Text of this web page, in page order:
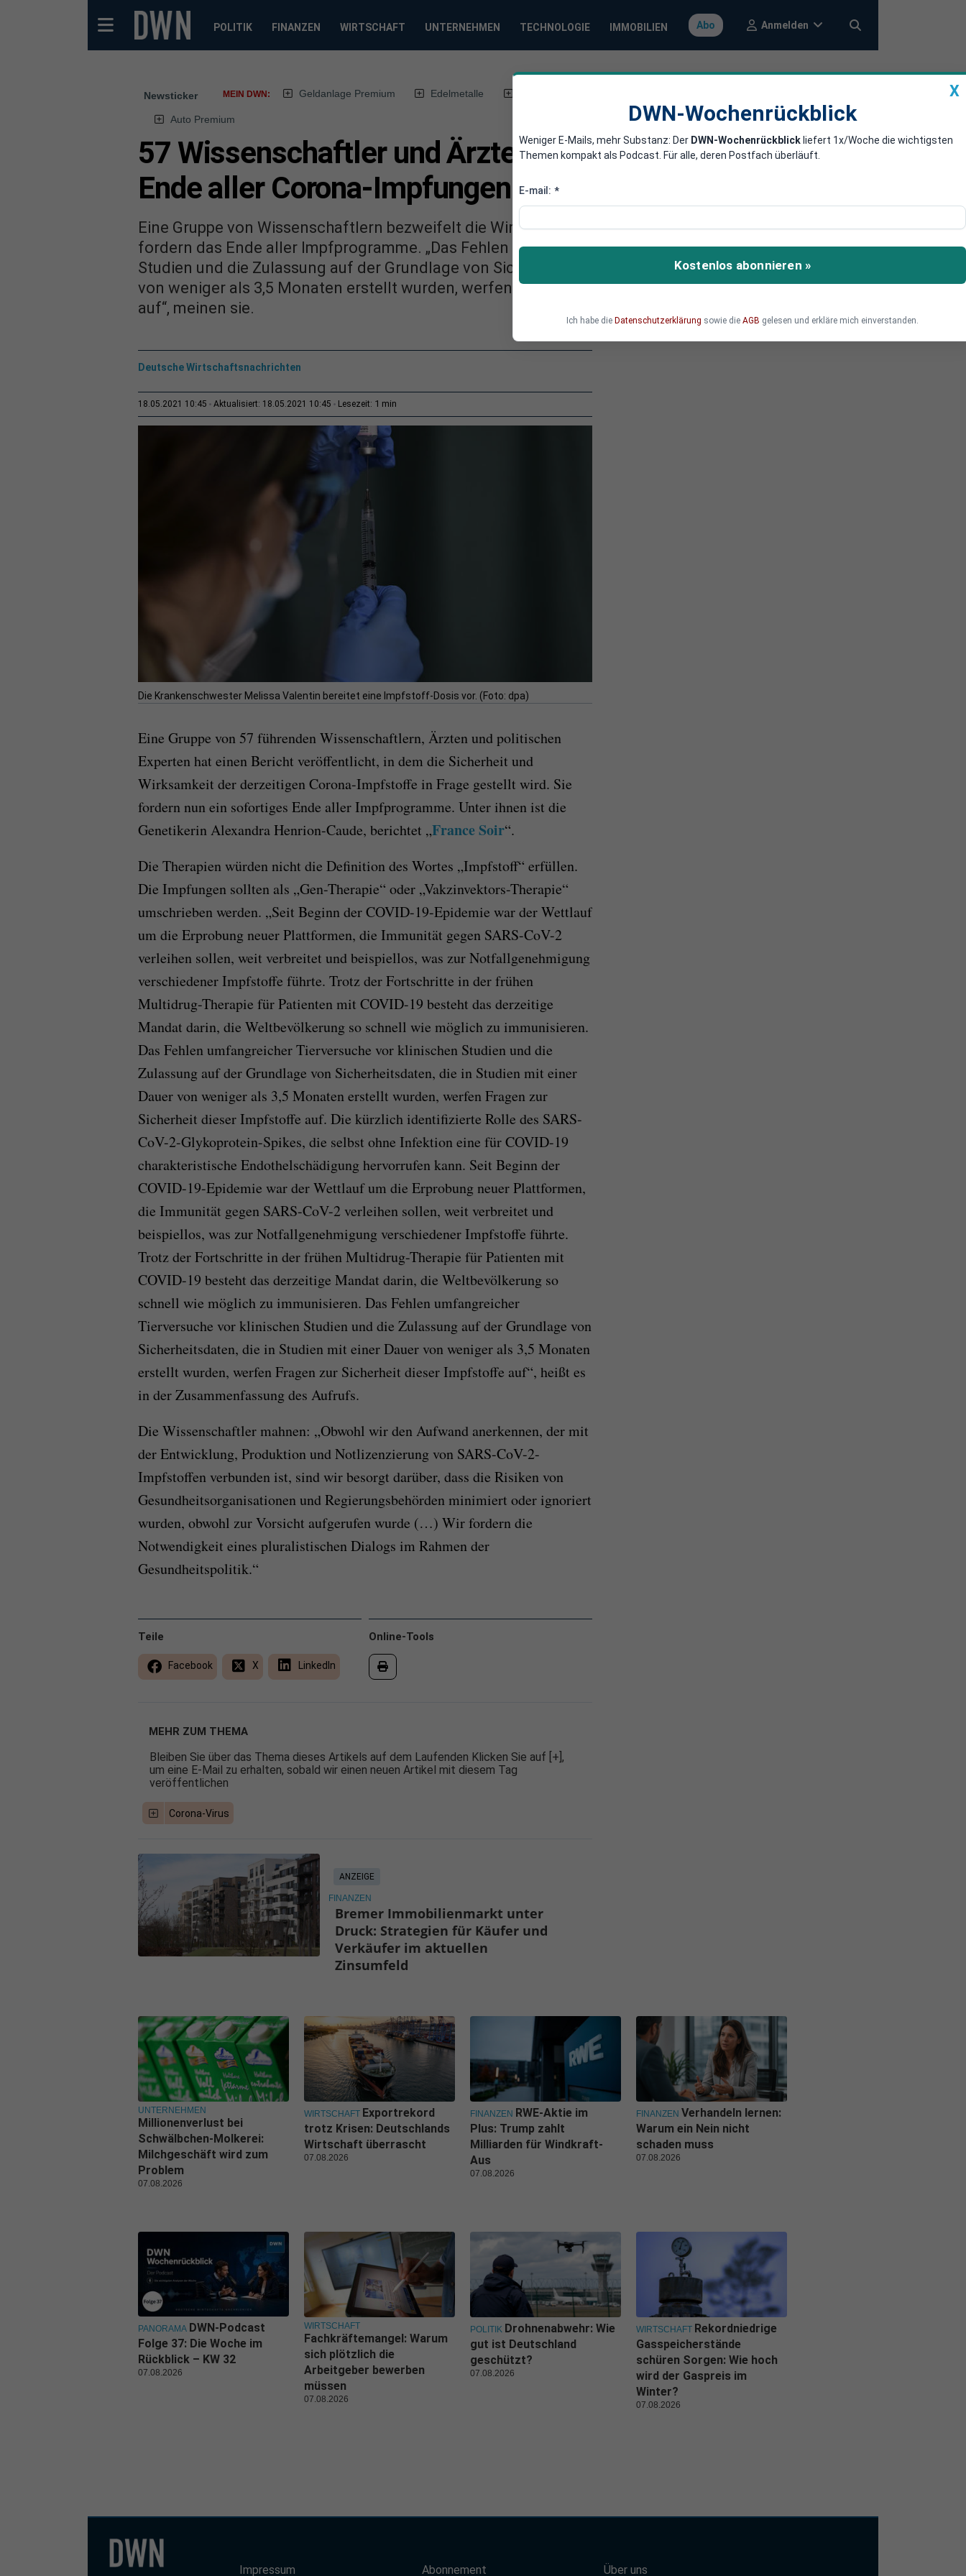
POLITIK FINANZEN WIRTSCHAFT UNTERNEHMEN TECHNOLOGIE IMMOBILIEN Abo Anmelden
Newsticker MEIN DWN: Geldanlage Premium Edelmetalle
Auto Premium
57 Wissenschaftler und Ärzte fordern das sofortige
Ende aller Corona-Impfungen
Eine Gruppe von Wissenschaftlern bezweifelt die Wirksamkeit von Corona-Impfstoffen. Sie
fordern das Ende aller Impfprogramme. „Das Fehlen umfangreicher Tierversuche vor klinischen
Studien und die Zulassung auf der Grundlage von Sicherheitsdaten, die in Studien mit einer Dauer
von weniger als 3,5 Monaten erstellt wurden, werfen Fragen zur Sicherheit dieser Impfstoffe
auf“, meinen sie.
Deutsche Wirtschaftsnachrichten
18.05.2021 10:45 Aktualisiert: 18.05.2021 10:45 Lesezeit: 1 min
Die Krankenschwester Melissa Valentin bereitet eine Impfstoff-Dosis vor. (Foto: dpa)
Eine Gruppe von 57 führenden Wissenschaftlern, Ärzten und politischen
Experten hat einen Bericht veröffentlicht, in dem die Sicherheit und
Wirksamkeit der derzeitigen Corona-Impfstoffe in Frage gestellt wird. Sie
fordern nun ein sofortiges Ende aller Impfprogramme. Unter ihnen ist die
Genetikerin Alexandra Henrion-Caude, berichtet „France Soir“.
Die Therapien würden nicht die Definition des Wortes „Impfstoff“ erfüllen.
Die Impfungen sollten als „Gen-Therapie“ oder „Vakzinvektors-Therapie“
umschrieben werden. „Seit Beginn der COVID-19-Epidemie war der Wettlauf
um die Erprobung neuer Plattformen, die Immunität gegen SARS-CoV-2
verleihen sollen, weit verbreitet und beispiellos, was zur Notfallgenehmigung
verschiedener Impfstoffe führte. Trotz der Fortschritte in der frühen
Multidrug-Therapie für Patienten mit COVID-19 besteht das derzeitige
Mandat darin, die Weltbevölkerung so schnell wie möglich zu immunisieren.
Das Fehlen umfangreicher Tierversuche vor klinischen Studien und die
Zulassung auf der Grundlage von Sicherheitsdaten, die in Studien mit einer
Dauer von weniger als 3,5 Monaten erstellt wurden, werfen Fragen zur
Sicherheit dieser Impfstoffe auf. Die kürzlich identifizierte Rolle des SARS-
CoV-2-Glykoprotein-Spikes, die selbst ohne Infektion eine für COVID-19
charakteristische Endothelschädigung hervorrufen kann. Seit Beginn der
COVID-19-Epidemie war der Wettlauf um die Erprobung neuer Plattformen,
die Immunität gegen SARS-CoV-2 verleihen sollen, weit verbreitet und
beispiellos, was zur Notfallgenehmigung verschiedener Impfstoffe führte.
Trotz der Fortschritte in der frühen Multidrug-Therapie für Patienten mit
COVID-19 besteht das derzeitige Mandat darin, die Weltbevölkerung so
schnell wie möglich zu immunisieren. Das Fehlen umfangreicher
Tierversuche vor klinischen Studien und die Zulassung auf der Grundlage von
Sicherheitsdaten, die in Studien mit einer Dauer von weniger als 3,5 Monaten
erstellt wurden, werfen Fragen zur Sicherheit dieser Impfstoffe auf“, heißt es
in der Zusammenfassung des Aufrufs.
Die Wissenschaftler mahnen: „Obwohl wir den Aufwand anerkennen, der mit
der Entwicklung, Produktion und Notlizenzierung von SARS-CoV-2-
Impfstoffen verbunden ist, sind wir besorgt darüber, dass die Risiken von
Gesundheitsorganisationen und Regierungsbehörden minimiert oder ignoriert
wurden, obwohl zur Vorsicht aufgerufen wurde (…) Wir fordern die
Notwendigkeit eines pluralistischen Dialogs im Rahmen der
Gesundheitspolitik.“
Online-Tools
Teile
Facebook X LinkedIn
MEHR ZUM THEMA
Bleiben Sie über das Thema dieses Artikels auf dem Laufenden Klicken Sie auf [+],
um eine E-Mail zu erhalten, sobald wir einen neuen Artikel mit diesem Tag
veröffentlichen
Corona-Virus
ANZEIGE
FINANZEN
Bremer Immobilienmarkt unter
Druck: Strategien für Käufer und
Verkäufer im aktuellen
Zinsumfeld
X
DWN-Wochenrückblick
Weniger E-Mails, mehr Substanz: Der DWN-Wochenrückblick liefert 1x/Woche die wichtigsten
Themen kompakt als Podcast. Für alle, deren Postfach überläuft.
E-mail: *
Kostenlos abonnieren »
Ich habe die Datenschutzerklärung sowie die AGB gelesen und erkläre mich einverstanden.
UNTERNEHMEN
Millionenverlust bei
Schwälbchen-Molkerei:
Milchgeschäft wird zum
Problem
07.08.2026
WIRTSCHAFT Exportrekord
trotz Krisen: Deutschlands
Wirtschaft überrascht
07.08.2026
FINANZEN RWE-Aktie im
Plus: Trump zahlt
Milliarden für Windkraft-
Aus
07.08.2026
FINANZEN Verhandeln lernen:
Warum ein Nein nicht
schaden muss
07.08.2026
PANORAMA DWN-Podcast
Folge 37: Die Woche im
Rückblick – KW 32
07.08.2026
WIRTSCHAFT
Fachkräftemangel: Warum
sich plötzlich die
Arbeitgeber bewerben
müssen
07.08.2026
POLITIK Drohnenabwehr: Wie
gut ist Deutschland
geschützt?
07.08.2026
WIRTSCHAFT Rekordniedrige
Gasspeicherstände
schüren Sorgen: Wie hoch
wird der Gaspreis im
Winter?
07.08.2026
Impressum Abonnement Über uns